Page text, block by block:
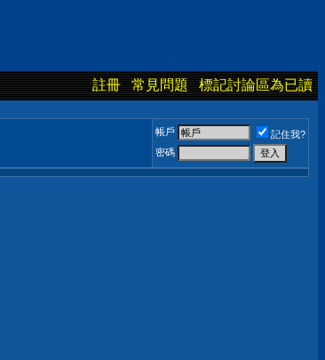
註冊 常見問題 標記討論區為已讀
帳戶
記住我?
密碼